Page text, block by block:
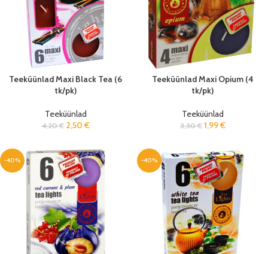
Teeküünlad Maxi Black Tea (6
tk/pk)
Teeküünlad
4,20€ 2,50 €
Teeküünlad Maxi Opium (4
tk/pk)
Teeküünlad
3,30€ 1,99€
-40% -40%